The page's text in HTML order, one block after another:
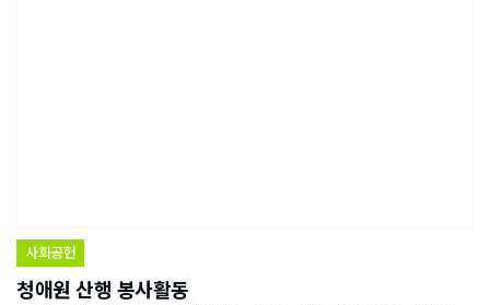
사회공헌
청애원 산행 봉사활동